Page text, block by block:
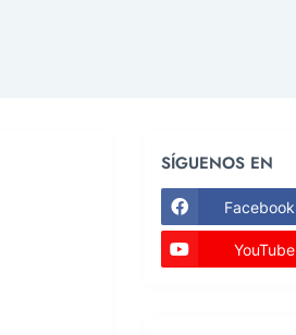
SÍGUENOS EN
Facebook
YouTube